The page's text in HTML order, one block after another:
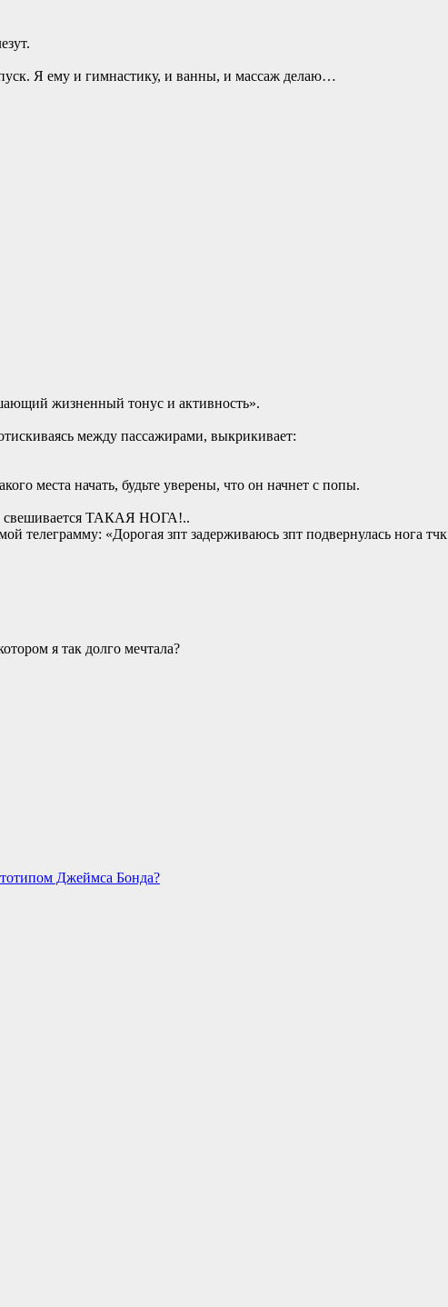
Я ему и гимнастику, и ванны, и массаж делаю…
жизненный тонус и активность».
между пассажирами, выкрикивает:
места начать, будьте уверены, что он начнет с попы.
свешивается ТАКАЯ НОГА!..
телеграмму: «Дорогая зпт задерживаюсь зпт подвернулась нога тчк
я так долго мечтала?
Джеймса Бонда?